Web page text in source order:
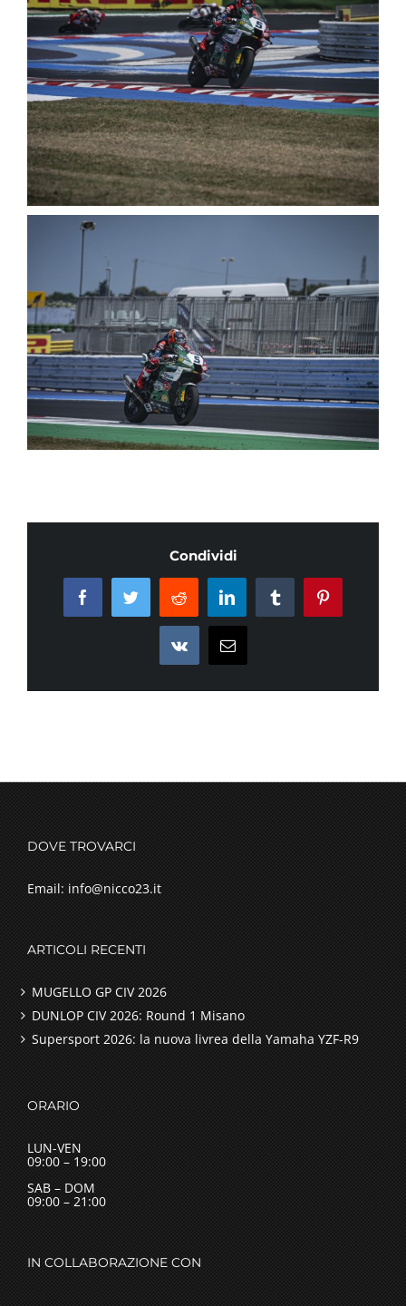
Condividi
FacebookTwitterReddit LinkedInTumblrPinterest
Vk Email
DOVE TROVARCI
Email: info@nicco23.it
ARTICOLI RECENTI
MUGELLO GP CIV 2026
DUNLOP CIV 2026: Round 1 Misano
Supersport 2026: la nuova livrea della Yamaha YZF-R9
ORARIO
LUN-VEN
09:00 – 19:00
SAB – DOM
09:00 – 21:00
IN COLLABORAZIONE CON